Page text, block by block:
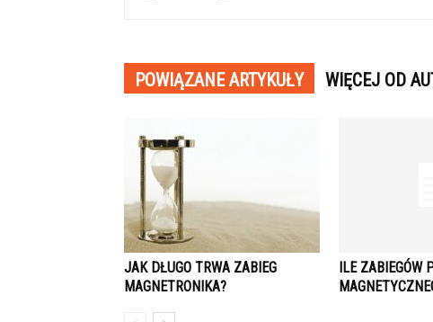
POWIĄZANE ARTYKUŁY WIĘCEJ OD
JAK DŁUGO TRWA ZABIEG
MAGNETRONIKA?
ILE ZABIEGÓW